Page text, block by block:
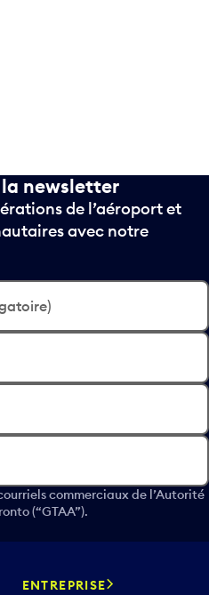
newsletter
de l’aéroport et
avec notre
commerciaux de l’Autorité
(“GTAA”).
ENTREPRISE